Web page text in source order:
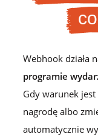
Webhook działa
programie
Gdy warunek
nagrodę albo
automatycznie